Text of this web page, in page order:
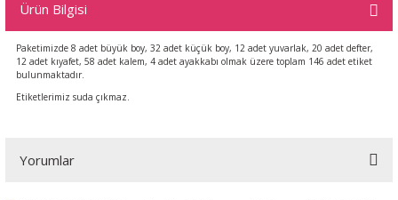
Ürün Bilgisi
Paketimizde 8 adet büyük boy, 32 adet küçük boy, 12 adet yuvarlak, 20 adet defter,
12 adet kıyafet, 58 adet kalem, 4 adet ayakkabı olmak üzere toplam 146 adet etiket
bulunmaktadır.
Etiketlerimiz suda çıkmaz.
Yorumlar